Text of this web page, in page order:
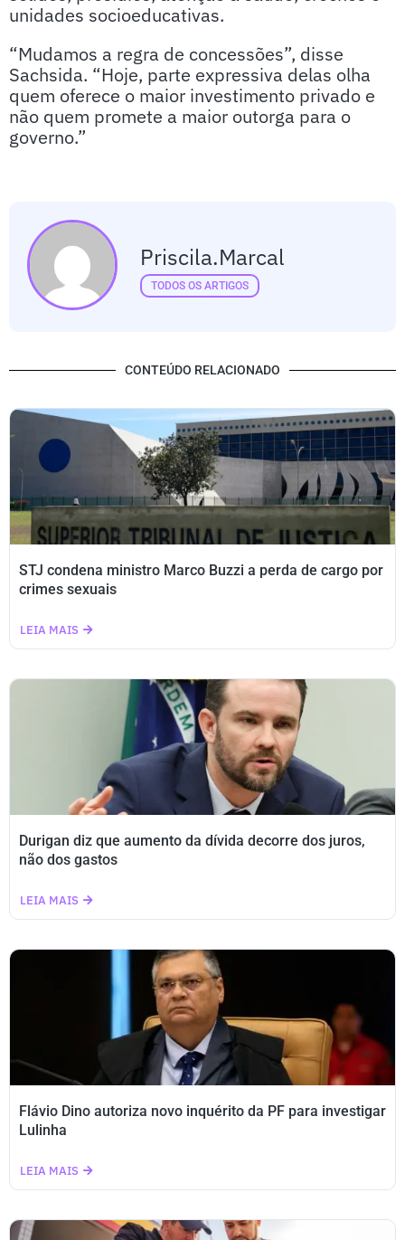
unidades socioeducativas.
“Mudamos a regra de concessões”, disse
Sachsida. “Hoje, parte expressiva delas olha
quem oferece o maior investimento privado e
não quem promete a maior outorga para o
governo.”
Priscila.marcal
TODOS OS ARTIGOS
CONTEÚDO RELACIONADO
STJ condena ministro Marco Buzzi a perda de cargo por
crimes sexuais
LEIA MAIS
Durigan diz que aumento da dívida decorre dos juros,
não dos gastos
LEIA MAIS
Flávio Dino autoriza novo inquérito da PF para investigar
Lulinha
LEIA MAIS